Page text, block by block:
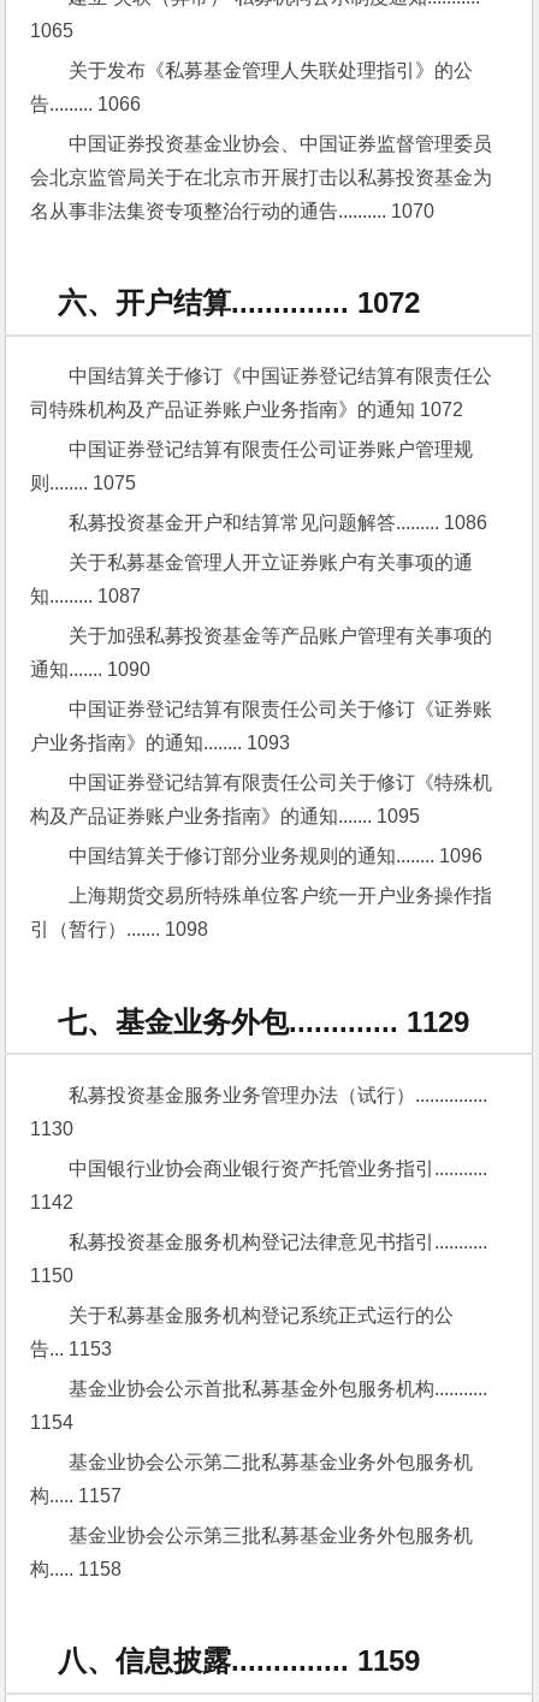
1065
关于发布《私募基金管理人失联处理指引》的公
告......... 1066
中国证券投资基金业协会、中国证券监督管理委员
会北京监管局关于在北京市开展打击以私募投资基金为
名从事非法集资专项整治行动的通告.......... 1070
六、开户结算.............. 1072
中国结算关于修订《中国证券登记结算有限责任公
司特殊机构及产品证券账户业务指南》的通知 1072
中国证券登记结算有限责任公司证券账户管理规
则........ 1075
私募投资基金开户和结算常见问题解答......... 1086
关于私募基金管理人开立证券账户有关事项的通
知......... 1087
关于加强私募投资基金等产品账户管理有关事项的
通知....... 1090
中国证券登记结算有限责任公司关于修订《证券账
户业务指南》的通知........ 1093
中国证券登记结算有限责任公司关于修订《特殊机
构及产品证券账户业务指南》的通知....... 1095
中国结算关于修订部分业务规则的通知........ 1096
上海期货交易所特殊单位客户统一开户业务操作指
引（暂行）....... 1098
七、基金业务外包............. 1129
私募投资基金服务业务管理办法（试行）...............
1130
中国银行业协会商业银行资产托管业务指引...........
1142
私募投资基金服务机构登记法律意见书指引...........
1150
关于私募基金服务机构登记系统正式运行的公
告... 1153
基金业协会公示首批私募基金外包服务机构...........
1154
基金业协会公示第二批私募基金业务外包服务机
构..... 1157
基金业协会公示第三批私募基金业务外包服务机
构..... 1158
八、信息披露.............. 1159